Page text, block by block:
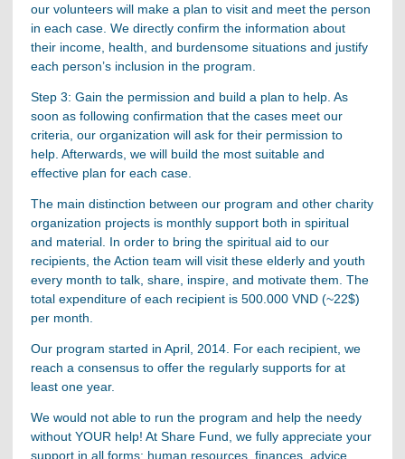
our volunteers will make a plan to visit and meet the person
in each case. We directly confirm the information about
their income, health, and burdensome situations and justify
each person’s inclusion in the program.
Step 3: Gain the permission and build a plan to help. As
soon as following confirmation that the cases meet our
criteria, our organization will ask for their permission to
help. Afterwards, we will build the most suitable and
effective plan for each case.
The main distinction between our program and other charity
organization projects is monthly support both in spiritual
and material. In order to bring the spiritual aid to our
recipients, the Action team will visit these elderly and youth
every month to talk, share, inspire, and motivate them. The
total expenditure of each recipient is 500.000 VND (~22$)
per month.
Our program started in April, 2014. For each recipient, we
reach a consensus to offer the regularly supports for at
least one year.
We would not able to run the program and help the needy
without YOUR help! At Share Fund, we fully appreciate your
support in all forms: human resources, finances, advice,